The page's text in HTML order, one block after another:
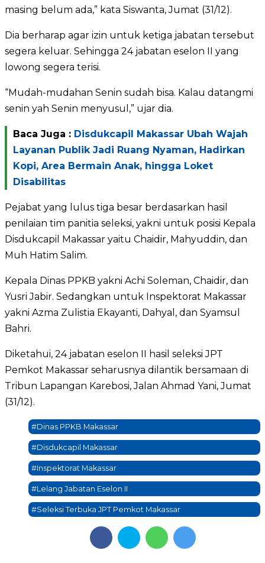
masing belum ada,” kata Siswanta, Jumat (31/12).
Dia berharap agar izin untuk ketiga jabatan tersebut
segera keluar. Sehingga 24 jabatan eselon II yang
lowong segera terisi.
“Mudah-mudahan Senin sudah bisa. Kalau datangmi
senin yah Senin menyusul,” ujar dia.
Baca Juga : Disdukcapil Makassar Ubah Wajah
Layanan Publik Jadi Ruang Nyaman, Hadirkan
Kopi, Area Bermain Anak, hingga Loket
Disabilitas
Pejabat yang lulus tiga besar berdasarkan hasil
penilaian tim panitia seleksi, yakni untuk posisi Kepala
Disdukcapil Makassar yaitu Chaidir, Mahyuddin, dan
Muh Hatim Salim.
Kepala Dinas PPKB yakni Achi Soleman, Chaidir, dan
Yusri Jabir. Sedangkan untuk Inspektorat Makassar
yakni Azma Zulistia Ekayanti, Dahyal, dan Syamsul
Bahri.
Diketahui, 24 jabatan eselon II hasil seleksi JPT
Pemkot Makassar seharusnya dilantik bersamaan di
Tribun Lapangan Karebosi, Jalan Ahmad Yani, Jumat
(31/12).
#Dinas PPKB Makassar
#Disdukcapil Makassar
#Inspektorat Makassar
#Lelang Jabatan Eselon II
#Seleksi Terbuka JPT Pemkot Makassar